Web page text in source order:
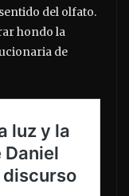
del olfato.
hondo la
de